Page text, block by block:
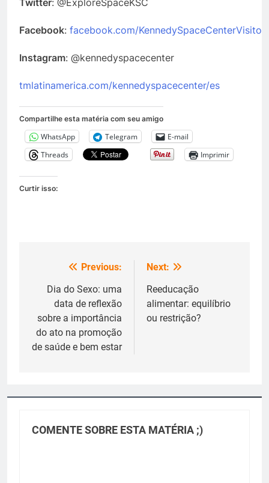
Twitter: @ExploreSpaceKSC
Facebook: facebook.com/
Instagram: @kennedyspacecenter
tmlatinamerica.com/kennedyspacecenter/es
Compartilhe esta matéria com seu amigo
WhatsApp Telegram
E-mail
Threads
Imprimir
Curtir isso:
Navegação
Post
Previous:
Dia do Sexo: uma
data de reflexão
sobre a importância
do ato na promoção
de saúde e bem estar
Next:
Reeducação
alimentar: equilíbrio
ou restrição?
COMENTE SOBRE ESTA MATÉRIA ;)